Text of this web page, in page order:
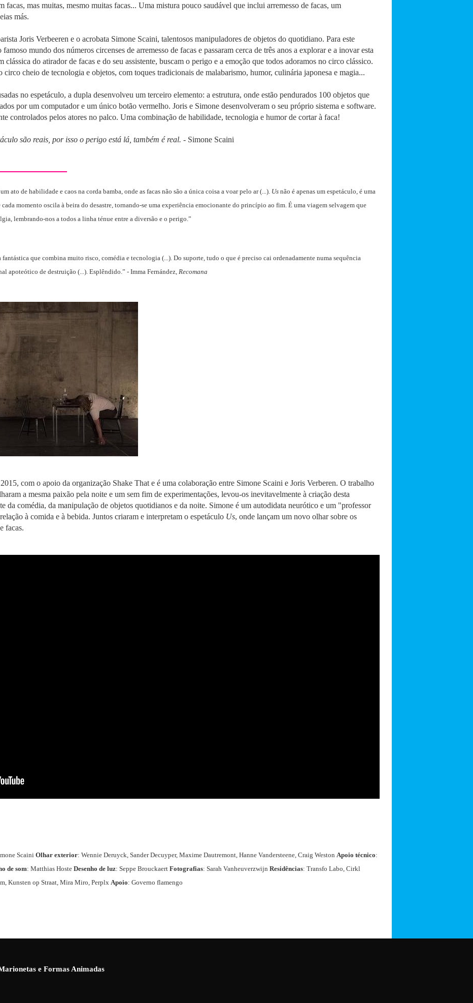
facas, mas muitas, mesmo muitas facas... Uma mistura pouco saudável que inclui arremesso de facas, um
más.
Joris Verbeeren e o acrobata Simone Scaini, talentosos manipuladores de objetos do quotidiano. Para este
mundo dos números circenses de arremesso de facas e passaram cerca de três anos a explorar e a inovar esta
do atirador de facas e do seu assistente, buscam o perigo e a emoção que todos adoramos no circo clássico.
circo cheio de tecnologia e objetos, com toques tradicionais de malabarismo, humor, culinária japonesa e magia...
no espetáculo, a dupla desenvolveu um terceiro elemento: a estrutura, onde estão pendurados 100 objetos que
por um computador e um único botão vermelho. Joris e Simone desenvolveram o seu próprio sistema e software.
controlados pelos atores no palco. Uma combinação de habilidade, tecnologia e humor de cortar à faca!
são reais, por isso o perigo está lá, também é real. - Simone Scaini
ato de habilidade e caos na corda bamba, onde as facas não são a única coisa a voar pelo ar (...). Us não é apenas um espetáculo, é uma
momento oscila à beira do desastre, tornando-se uma experiência emocionante do princípio ao fim. É uma viagem selvagem que
lembrando-nos a todos a linha ténue entre a diversão e o perigo.”
fantástica que combina muito risco, comédia e tecnologia (...). Do suporte, tudo o que é preciso cai ordenadamente numa sequência
apoteótico de destruição (...). Esplêndido.” - Imma Fernández, Recomana
com o apoio da organização Shake That e é uma colaboração entre Simone Scaini e Joris Verberen. O trabalho
a mesma paixão pela noite e um sem fim de experimentações, levou-os inevitavelmente à criação desta
da comédia, da manipulação de objetos quotidianos e da noite. Simone é um autodidata neurótico e um "professor
à comida e à bebida. Juntos criaram e interpretam o espetáculo Us, onde lançam um novo olhar sobre os
facas.
Scaini Olhar exterior: Wennie Deruyck, Sander Decuyper, Maxime Dautremont, Hanne Vandersteene, Craig Weston Apoio técnico:
de som: Matthias Hoste Desenho de luz: Seppe Brouckaert Fotografias: Sarah Vanheuverzwijn Residências: Transfo Labo, Cirkl
Kunsten op Straat, Mira Miro, Perplx Apoio: Governo flamengo
e Formas Animadas